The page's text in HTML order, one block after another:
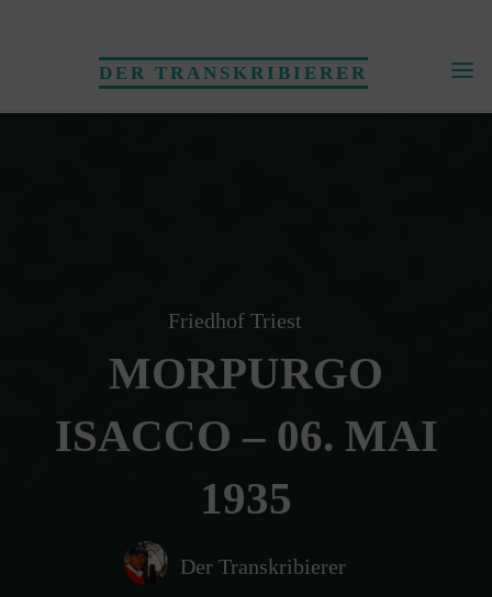
DER TRANSKRIBIERER
Friedhof Triest
MORPURGO
ISACCO – 06. MAI
1935
Der Transkribierer